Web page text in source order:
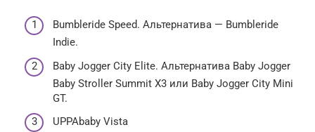
Bumbleride Speed. Альтернатива — Bumbleride
Indie.
Baby Jogger City Elite. Альтернатива Baby Jogger
Baby Stroller Summit X3 или Baby Jogger City Mini
GT.
UPPAbaby Vista